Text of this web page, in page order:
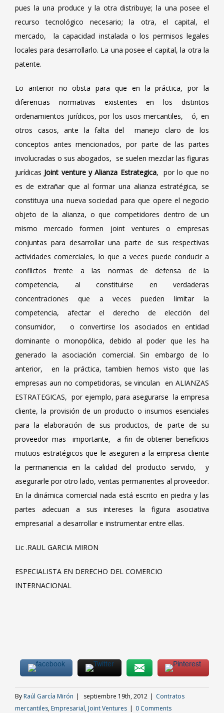
pues la una produce y la otra distribuye; la una posee el
recurso tecnológico necesario; la otra, el capital, el
mercado, la capacidad instalada o los permisos legales
locales para desarrollarlo. La una posee el capital, la otra la
patente.
Lo anterior no obsta para que en la práctica, por la
diferencias normativas existentes en los distintos
ordenamientos jurídicos, por los usos mercantiles, ó, en
otros casos, ante la falta del manejo claro de los
conceptos antes mencionados, por parte de las partes
involucradas o sus abogados, se suelen mezclar las figuras
jurídicas Joint venture y Alianza Estrategica, por lo que no
es de extrañar que al formar una alianza estratégica, se
constituya una nueva sociedad para que opere el negocio
objeto de la alianza, o que competidores dentro de un
mismo mercado formen joint ventures o empresas
conjuntas para desarrollar una parte de sus respectivas
actividades comerciales, lo que a veces puede conducir a
conflictos frente a las normas de defensa de la
competencia, al constituirse en verdaderas
concentraciones que a veces pueden limitar la
competencia, afectar el derecho de elección del
consumidor, o convertirse los asociados en entidad
dominante o monopólica, debido al poder que les ha
generado la asociación comercial. Sin embargo de lo
anterior, en la práctica, tambien hemos visto que las
empresas aun no competidoras, se vinculan en ALIANZAS
ESTRATEGICAS, por ejemplo, para asegurarse la empresa
cliente, la provisión de un producto o insumos esenciales
para la elaboración de sus productos, de parte de su
proveedor mas importante, a fin de obtener beneficios
mutuos estratégicos que le aseguren a la empresa cliente
la permanencia en la calidad del producto servido, y
asegurarle por otro lado, ventas permanentes al proveedor.
En la dinámica comercial nada está escrito en piedra y las
partes adecuan a sus intereses la figura asociativa
empresarial a desarrollar e instrumentar entre ellas.
Lic .RAUL GARCIA MIRON
ESPECIALISTA EN DERECHO DEL COMERCIO
INTERNACIONAL
By Raúl García Mirón | septiembre 19th, 2012 | Contratos
mercantiles, Empresarial, Joint Ventures | 0 Comments